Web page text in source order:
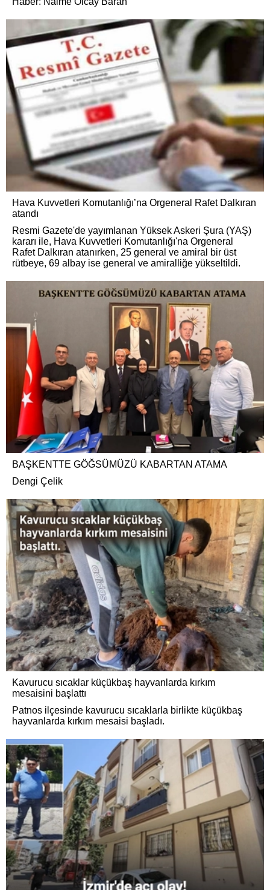
Hava Kuvvetleri Komutanlığı’na Orgeneral Rafet Dalkıran
atandı
Resmi Gazete'de yayımlanan Yüksek Askeri Şura (YAŞ)
kararı ile, Hava Kuvvetleri Komutanlığı'na Orgeneral
Rafet Dalkıran atanırken, 25 general ve amiral bir üst
rütbeye, 69 albay ise general ve amiralliğe yükseltildi.
BAŞKENTTE GÖĞSÜMÜZÜ KABARTAN ATAMA
Dengi Çelik
Kavurucu sıcaklar küçükbaş hayvanlarda kırkım
mesaisini başlattı
Patnos ilçesinde kavurucu sıcaklarla birlikte küçükbaş
hayvanlarda kırkım mesaisi başladı.